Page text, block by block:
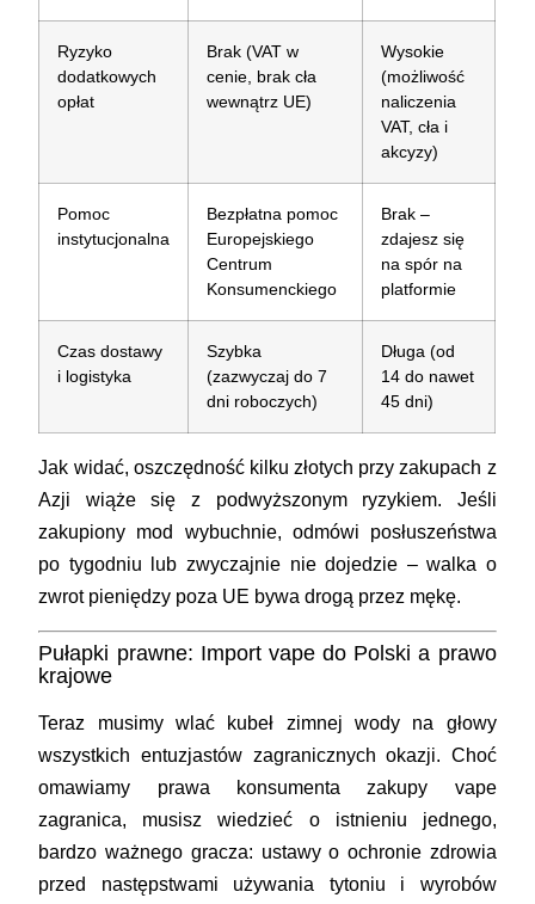
Ryzyko
dodatkowych
opłat
Brak (VAT w
cenie, brak cła
wewnątrz UE)
Wysokie
(możliwość
naliczenia
VAT, cła i
akcyzy)
Pomoc
instytucjonalna
Bezpłatna pomoc
Europejskiego
Centrum
Konsumenckiego
Brak –
zdajesz się
na spór na
platformie
Czas dostawy
i logistyka
Szybka
(zazwyczaj do 7
dni roboczych)
Długa (od
14 do nawet
45 dni)
Jak widać, oszczędność kilku złotych przy zakupach z
Azji wiąże się z podwyższonym ryzykiem. Jeśli
zakupiony mod wybuchnie, odmówi posłuszeństwa
po tygodniu lub zwyczajnie nie dojedzie – walka o
zwrot pieniędzy poza UE bywa drogą przez mękę.
Pułapki prawne: Import vape do Polski a prawo
krajowe
Teraz musimy wlać kubeł zimnej wody na głowy
wszystkich entuzjastów zagranicznych okazji. Choć
omawiamy prawa konsumenta zakupy vape
zagranica, musisz wiedzieć o istnieniu jednego,
bardzo ważnego gracza: ustawy o ochronie zdrowia
przed następstwami używania tytoniu i wyrobów